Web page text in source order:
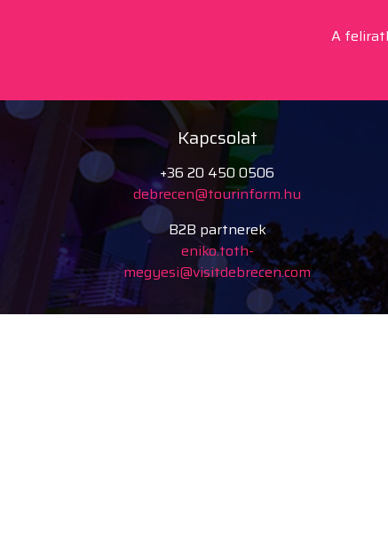
A
Kapcsolat
+36 20 450 0506
debrecen@tourinform.hu
B2B partnerek
eniko.toth-
megyesi@visitdebrecen.com